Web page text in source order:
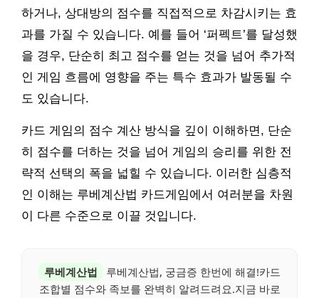
하거나, 상대방의 점수를 직접적으로 차감시키는 효
과를 가질 수 있습니다. 예를 들어 ‘퍼펙트’를 달성했
을 경우, 단순히 최고 점수를 얻는 것을 넘어 추가적
인 게임 흐름에 영향을 주는 특수 효과가 발동될 수
도 있습니다.
카드 게임의 점수 계산 방식을 깊이 이해하면, 단순
히 점수를 더하는 것을 넘어 게임의 승리를 위한 전
략적 선택의 폭을 넓힐 수 있습니다. 이러한 심층적
인 이해는 루베계산법 카드게임에서 여러분을 차원
이 다른 수준으로 이끌 것입니다.
루베계산법
루베계산법, 궁금증 한번에 해결!카드
조합별 점수와 족보를 완벽히 알려드려요.지금 바로